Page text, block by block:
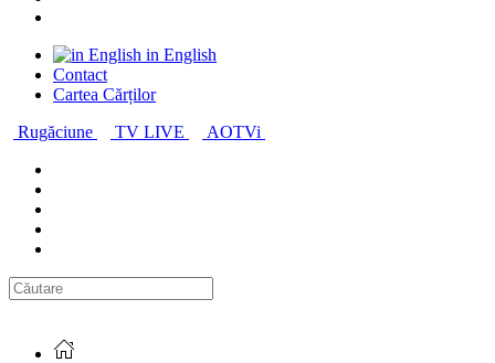
in English
Contact
Cartea Cărților
Rugăciune
TV LIVE AOTVi